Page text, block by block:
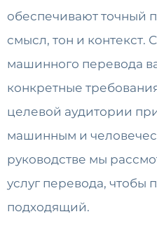
обеспечивают точный
смысл, тон и контекст.
машинного перевода
конкретные
целевой аудитории
машинным и
руководстве мы
услуг перевода, чтобы
подходящий.